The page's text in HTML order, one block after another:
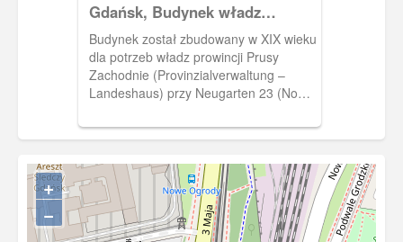
Gdańsk, Budynek władz
prowincji Prusy Zachodnie,
Landeshaus
Budynek został zbudowany w XIX wieku
dla potrzeb władz prowincji Prusy
Zachodnie (Provinzialverwaltung –
Landeshaus) przy Neugarten 23 (Nowe
gdańskiego. Obecnie parking przy
+
−